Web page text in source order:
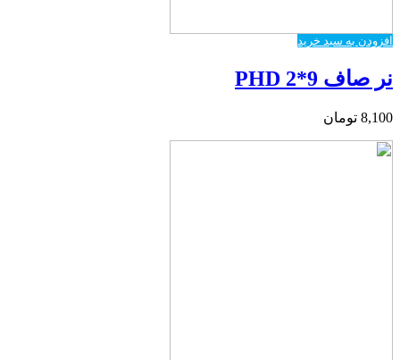
افزودن به سبد خرید
نر صاف PHD 2*9
8,100 تومان